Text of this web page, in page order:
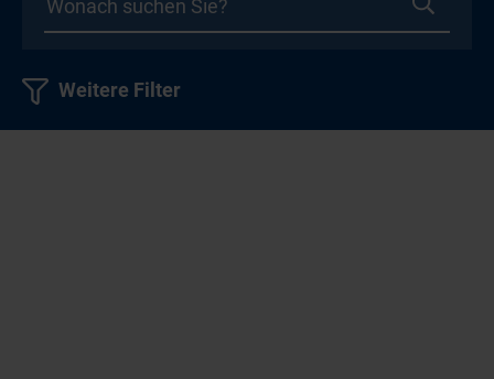
Weitere Filter